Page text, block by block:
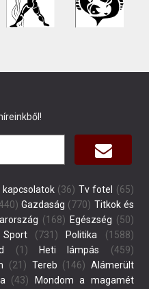
kapcsolatok(36) Tv fotel
(65)
Gazdaság (770) Titkok és
(168) Egészség (50)
Sport (731) Politika (1588)
(1) Heti lámpás (459)
(21) Tereb (146) Alámerült
(43)
Mondom a magamét